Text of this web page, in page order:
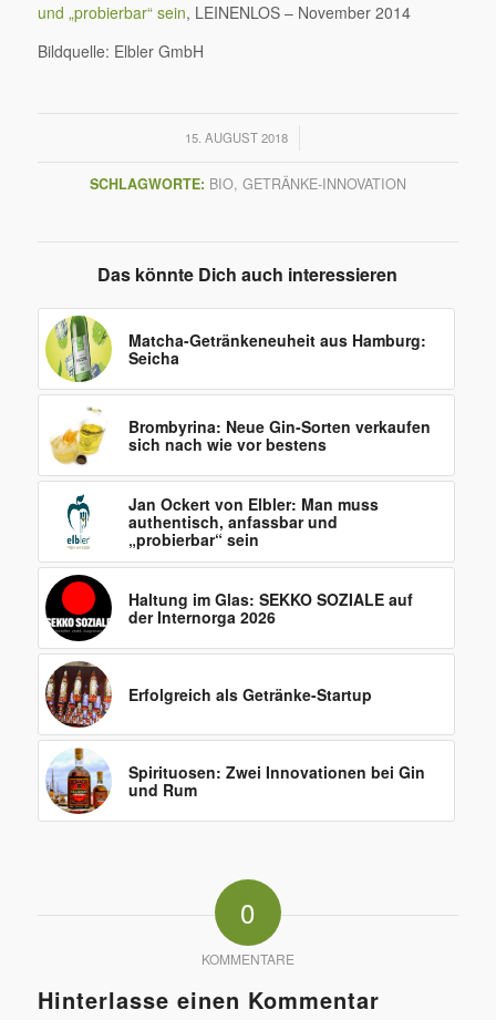
und „probierbar“ sein, LEINENLOS – November 2014
Bildquelle: Elbler GmbH
15. AUGUST 2018
/
SCHLAGWORTE: BIO, GETRÄNKE-INNOVATION
Das könnte Dich auch interessieren
Matcha-Getränkeneuheit aus Hamburg:
Seicha
Brombyrina: Neue Gin-Sorten verkaufen
sich nach wie vor bestens
Jan Ockert von Elbler: Man muss
authentisch, anfassbar und
„probierbar“ sein
Haltung im Glas: SEKKO SOZIALE auf
der Internorga 2026
Erfolgreich als Getränke-Startup
Spirituosen: Zwei Innovationen bei Gin
und Rum
0
KOMMENTARE
Hinterlasse einen Kommentar